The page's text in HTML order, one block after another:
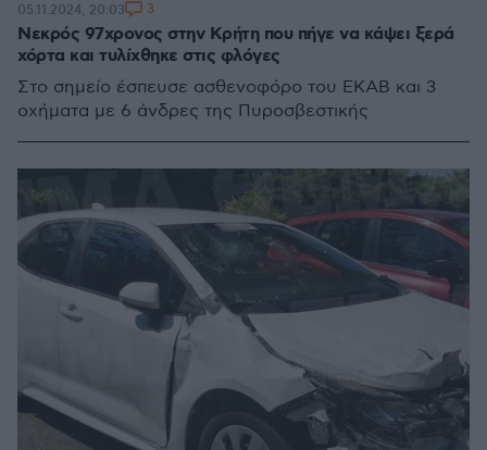
Νεκρός 97χρονος στην Κρήτη που πήγε να κάψει ξερά
χόρτα και τυλίχθηκε στις φλόγες
Στο σημείο έσπευσε ασθενοφόρο του ΕΚΑΒ και 3
οχήματα με 6 άνδρες της Πυροσβεστικής
05.11.2024, 20:03 3